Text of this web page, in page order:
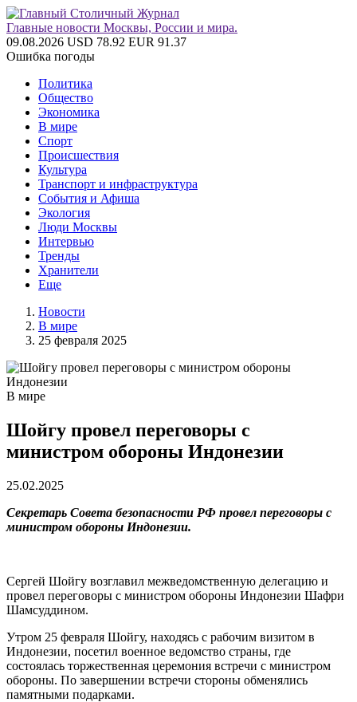
Главные новости Москвы, России и мира.
09.08.2026 USD 78.92 EUR 91.37
Ошибка погоды
Политика
Общество
Экономика
В мире
Спорт
Происшествия
Культура
Транспорт и инфраструктура
События и Афиша
Экология
Люди Москвы
Интервью
Тренды
Хранители
Еще
Новости
В мире
25 февраля 2025
В мире
Шойгу провел переговоры с
министром обороны Индонезии
25.02.2025
Секретарь Совета безопасности РФ провел переговоры с
министром обороны Индонезии.
Сергей Шойгу возглавил межведомственную делегацию и
провел переговоры с министром обороны Индонезии Шафри
Шамсуддином.
Утром 25 февраля Шойгу, находясь с рабочим визитом в
Индонезии, посетил военное ведомство страны, где
состоялась торжественная церемония встречи с министром
обороны. По завершении встречи стороны обменялись
памятными подарками.